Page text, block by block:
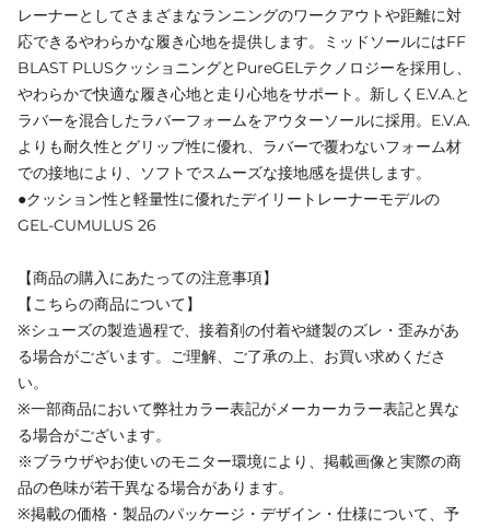
レーナーとしてさまざまなランニングのワークアウトや距離に対
応できるやわらかな履き心地を提供します。ミッドソールにはFF
BLAST PLUSクッショニングとPureGELテクノロジーを採用し、
やわらかで快適な履き心地と走り心地をサポート。新しくE.V.A.と
ラバーを混合したラバーフォームをアウターソールに採用。E.V.A.
よりも耐久性とグリップ性に優れ、ラバーで覆わないフォーム材
での接地により、ソフトでスムーズな接地感を提供します。
●クッション性と軽量性に優れたデイリートレーナーモデルの
GEL-CUMULUS 26
【商品の購入にあたっての注意事項】
【こちらの商品について】
※シューズの製造過程で、接着剤の付着や縫製のズレ・歪みがあ
る場合がございます。ご理解、ご了承の上、お買い求めくださ
い。
※一部商品において弊社カラー表記がメーカーカラー表記と異な
る場合がございます。
※ブラウザやお使いのモニター環境により、掲載画像と実際の商
品の色味が若干異なる場合があります。
※掲載の価格・製品のパッケージ・デザイン・仕様について、予